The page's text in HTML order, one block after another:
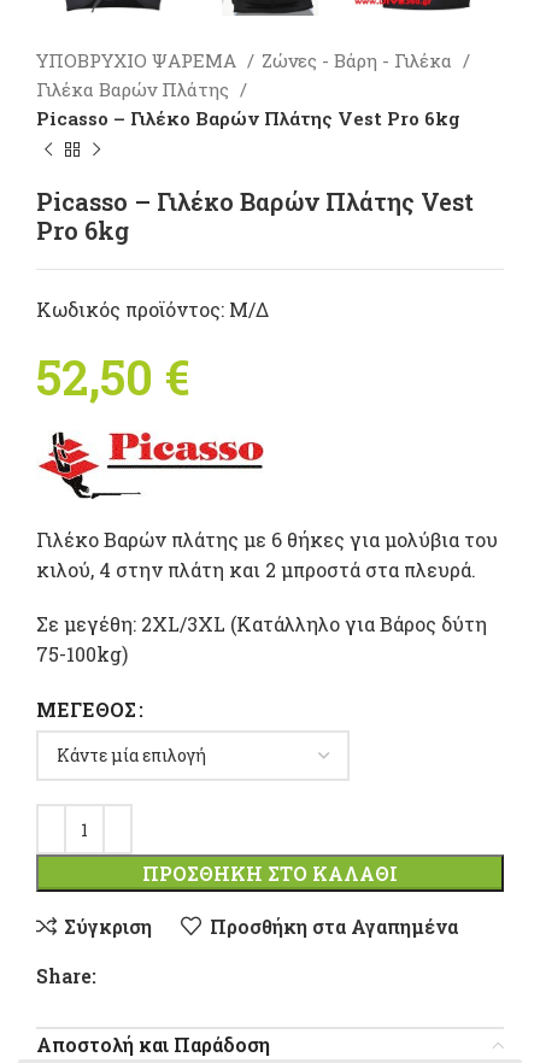
ΥΠΟΒΡΥΧΙΟ ΨΑΡΕΜΑ
Ζώνες - Βάρη - Γιλέκα
Γιλέκα Βαρών Πλάτης
Picasso – Γιλέκo Βαρών Πλάτης Vest Pro 6kg
Picasso – Γιλέκo Βαρών Πλάτης Vest
Pro 6kg
Κωδικός προϊόντος: Μ/Δ
52,50 €
Γιλέκο Βαρών πλάτης με 6 θήκες για μολύβια του
κιλού, 4 στην πλάτη και 2 μπροστά στα πλευρά.
Σε μεγέθη: 2XL/3XL (Κατάλληλο για Βάρος δύτη
75-100kg)
ΜΈΓΕΘΟΣ
ΠΡΟΣΘΉΚΗ ΣΤΟ ΚΑΛΆΘΙ
Σύγκριση
Προσθήκη στα Αγαπημένα
Share:
Αποστολή και Παράδοση